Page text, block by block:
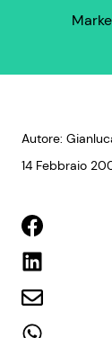
Autore:
14 Febbraio